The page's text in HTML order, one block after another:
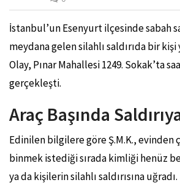
İstanbul’un Esenyurt ilçesinde sabah
meydana gelen silahlı saldırıda bir kişi
Olay, Pınar Mahallesi 1249. Sokak’ta
gerçekleşti.
Araç Başında
Edinilen bilgilere göre Ş.M.K., evinden
binmek istediği sırada kimliği henüz
ya da kişilerin silahlı saldırısına